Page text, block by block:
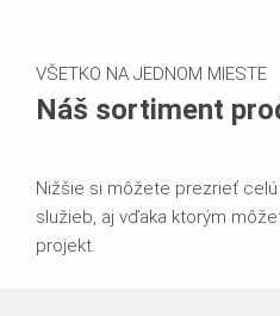
VŠETKO NA JEDNOM MIESTE
Náš sortiment
Nižšie si môžete prezrieť
služieb, aj vďaka ktorým
projekt.